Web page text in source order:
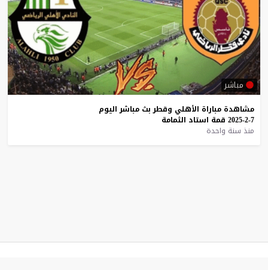
مباشر
مشاهدة مباراة الأهلي وقطر بث مباشر اليوم
7-2-2025
قمة استاد الثمامة
منذ سنة واحدة